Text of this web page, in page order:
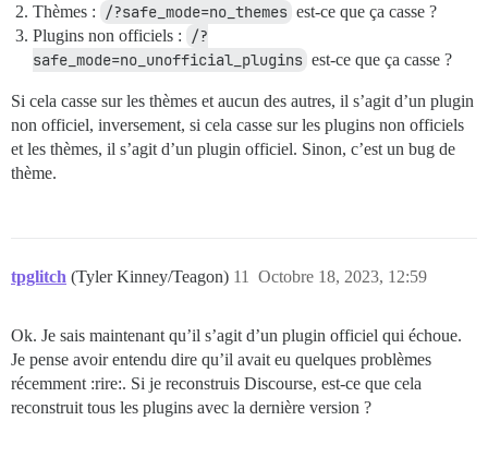
Thèmes :
/?safe_mode=no_themes est-ce que ça casse ?
Plugins non officiels :
/?
safe_mode=no_unofficial_plugins est-ce que ça casse ?
Si cela casse sur les thèmes et aucun des autres, il s’agit d’un plugin
non officiel, inversement, si cela casse sur les plugins non officiels
et les thèmes, il s’agit d’un plugin officiel. Sinon, c’est un bug de
thème.
tpglitch (Tyler Kinney/Teagon) Octobre 18, 2023, 12:59
11
Ok. Je sais maintenant qu’il s’agit d’un plugin officiel qui échoue.
Je pense avoir entendu dire qu’il avait eu quelques problèmes
récemment :rire:. Si je reconstruis Discourse, est-ce que cela
reconstruit tous les plugins avec la dernière version ?